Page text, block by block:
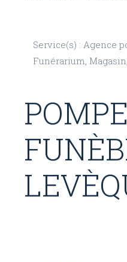
Service(s) : Agence
Funérarium,